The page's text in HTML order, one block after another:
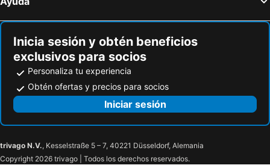
Inicia sesión y obtén beneficios
exclusivos para socios
Personaliza tu experiencia
Obtén ofertas y precios para socios
Iniciar sesión
trivago N.V., Kesselstraße 5 – 7, 40221 Düsseldorf, Alemania
Copyright 2026 trivago | Todos los derechos reservados.